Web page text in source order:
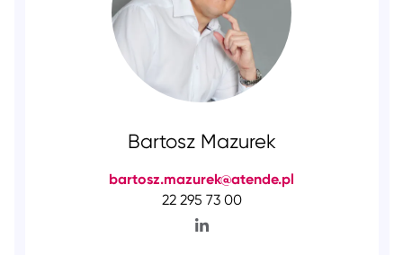
Bartosz Mazurek
bartosz.mazurek@atende.pl
22 295 73 00